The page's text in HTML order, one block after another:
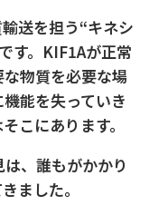
送を担う“キネシ
す。KIF1Aが正常
物質を必要な場
能を失っていき
こにあります。
、誰もがかかり
ました。